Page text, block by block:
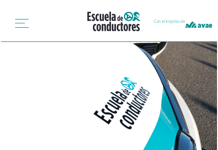
Con el impulso de